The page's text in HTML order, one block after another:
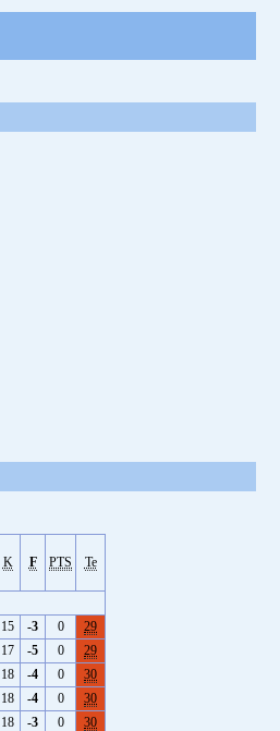
K F PTS Te
15 -3 0
29
17 -5 0
29
18 -4 0
30
18 -4 0
30
18 -3 0
30